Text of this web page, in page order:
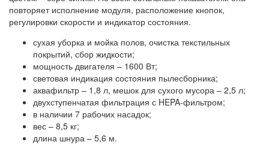
повторяет исполнение модуля, расположение кнопок,
регулировки скорости и индикатор состояния.
сухая уборка и мойка полов, очистка текстильных
покрытий, сбор жидкости;
мощность двигателя – 1600 Вт;
световая индикация состояния пылесборника;
аквафильтр – 1,8 л, мешок для сухого мусора – 2,5 л;
двухступенчатая фильтрация с HEPA-фильтром;
в наличии 7 рабочих насадок;
вес – 8,5 кг;
длина шнура – 5,6 м.